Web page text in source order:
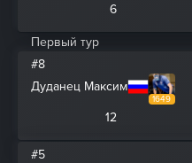
6
Первый тур
#8
Дуданец Максим
1649
12
#5